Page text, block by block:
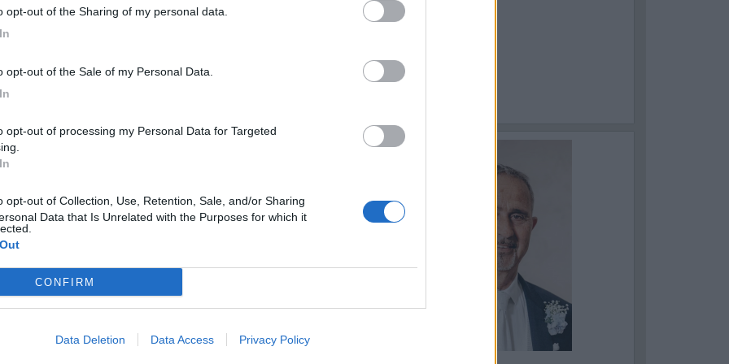
opt-out of the Sharing of my personal data.
opt-out of the Sale of my Personal Data.
Data that Is Unrelated with the Purposes for which it
CONFIRM
Data Deletion Data Access Privacy Policy